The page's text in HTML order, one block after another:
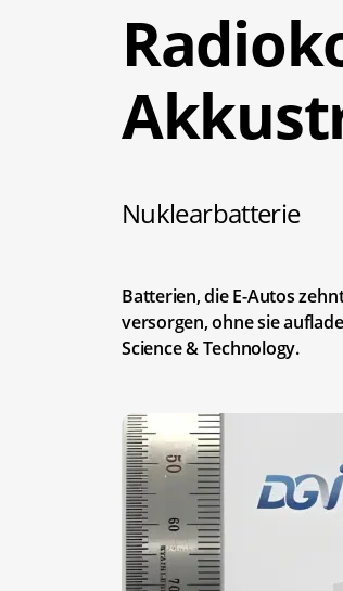
Nuklearbatterie
Batterien, die E-Autos
versorgen, ohne sie
Science & Technology.